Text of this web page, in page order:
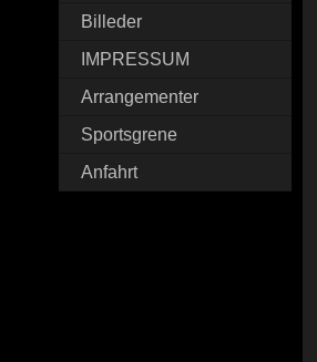
Billeder
IMPRESSUM
Arrangementer
Sportsgrene
Anfahrt